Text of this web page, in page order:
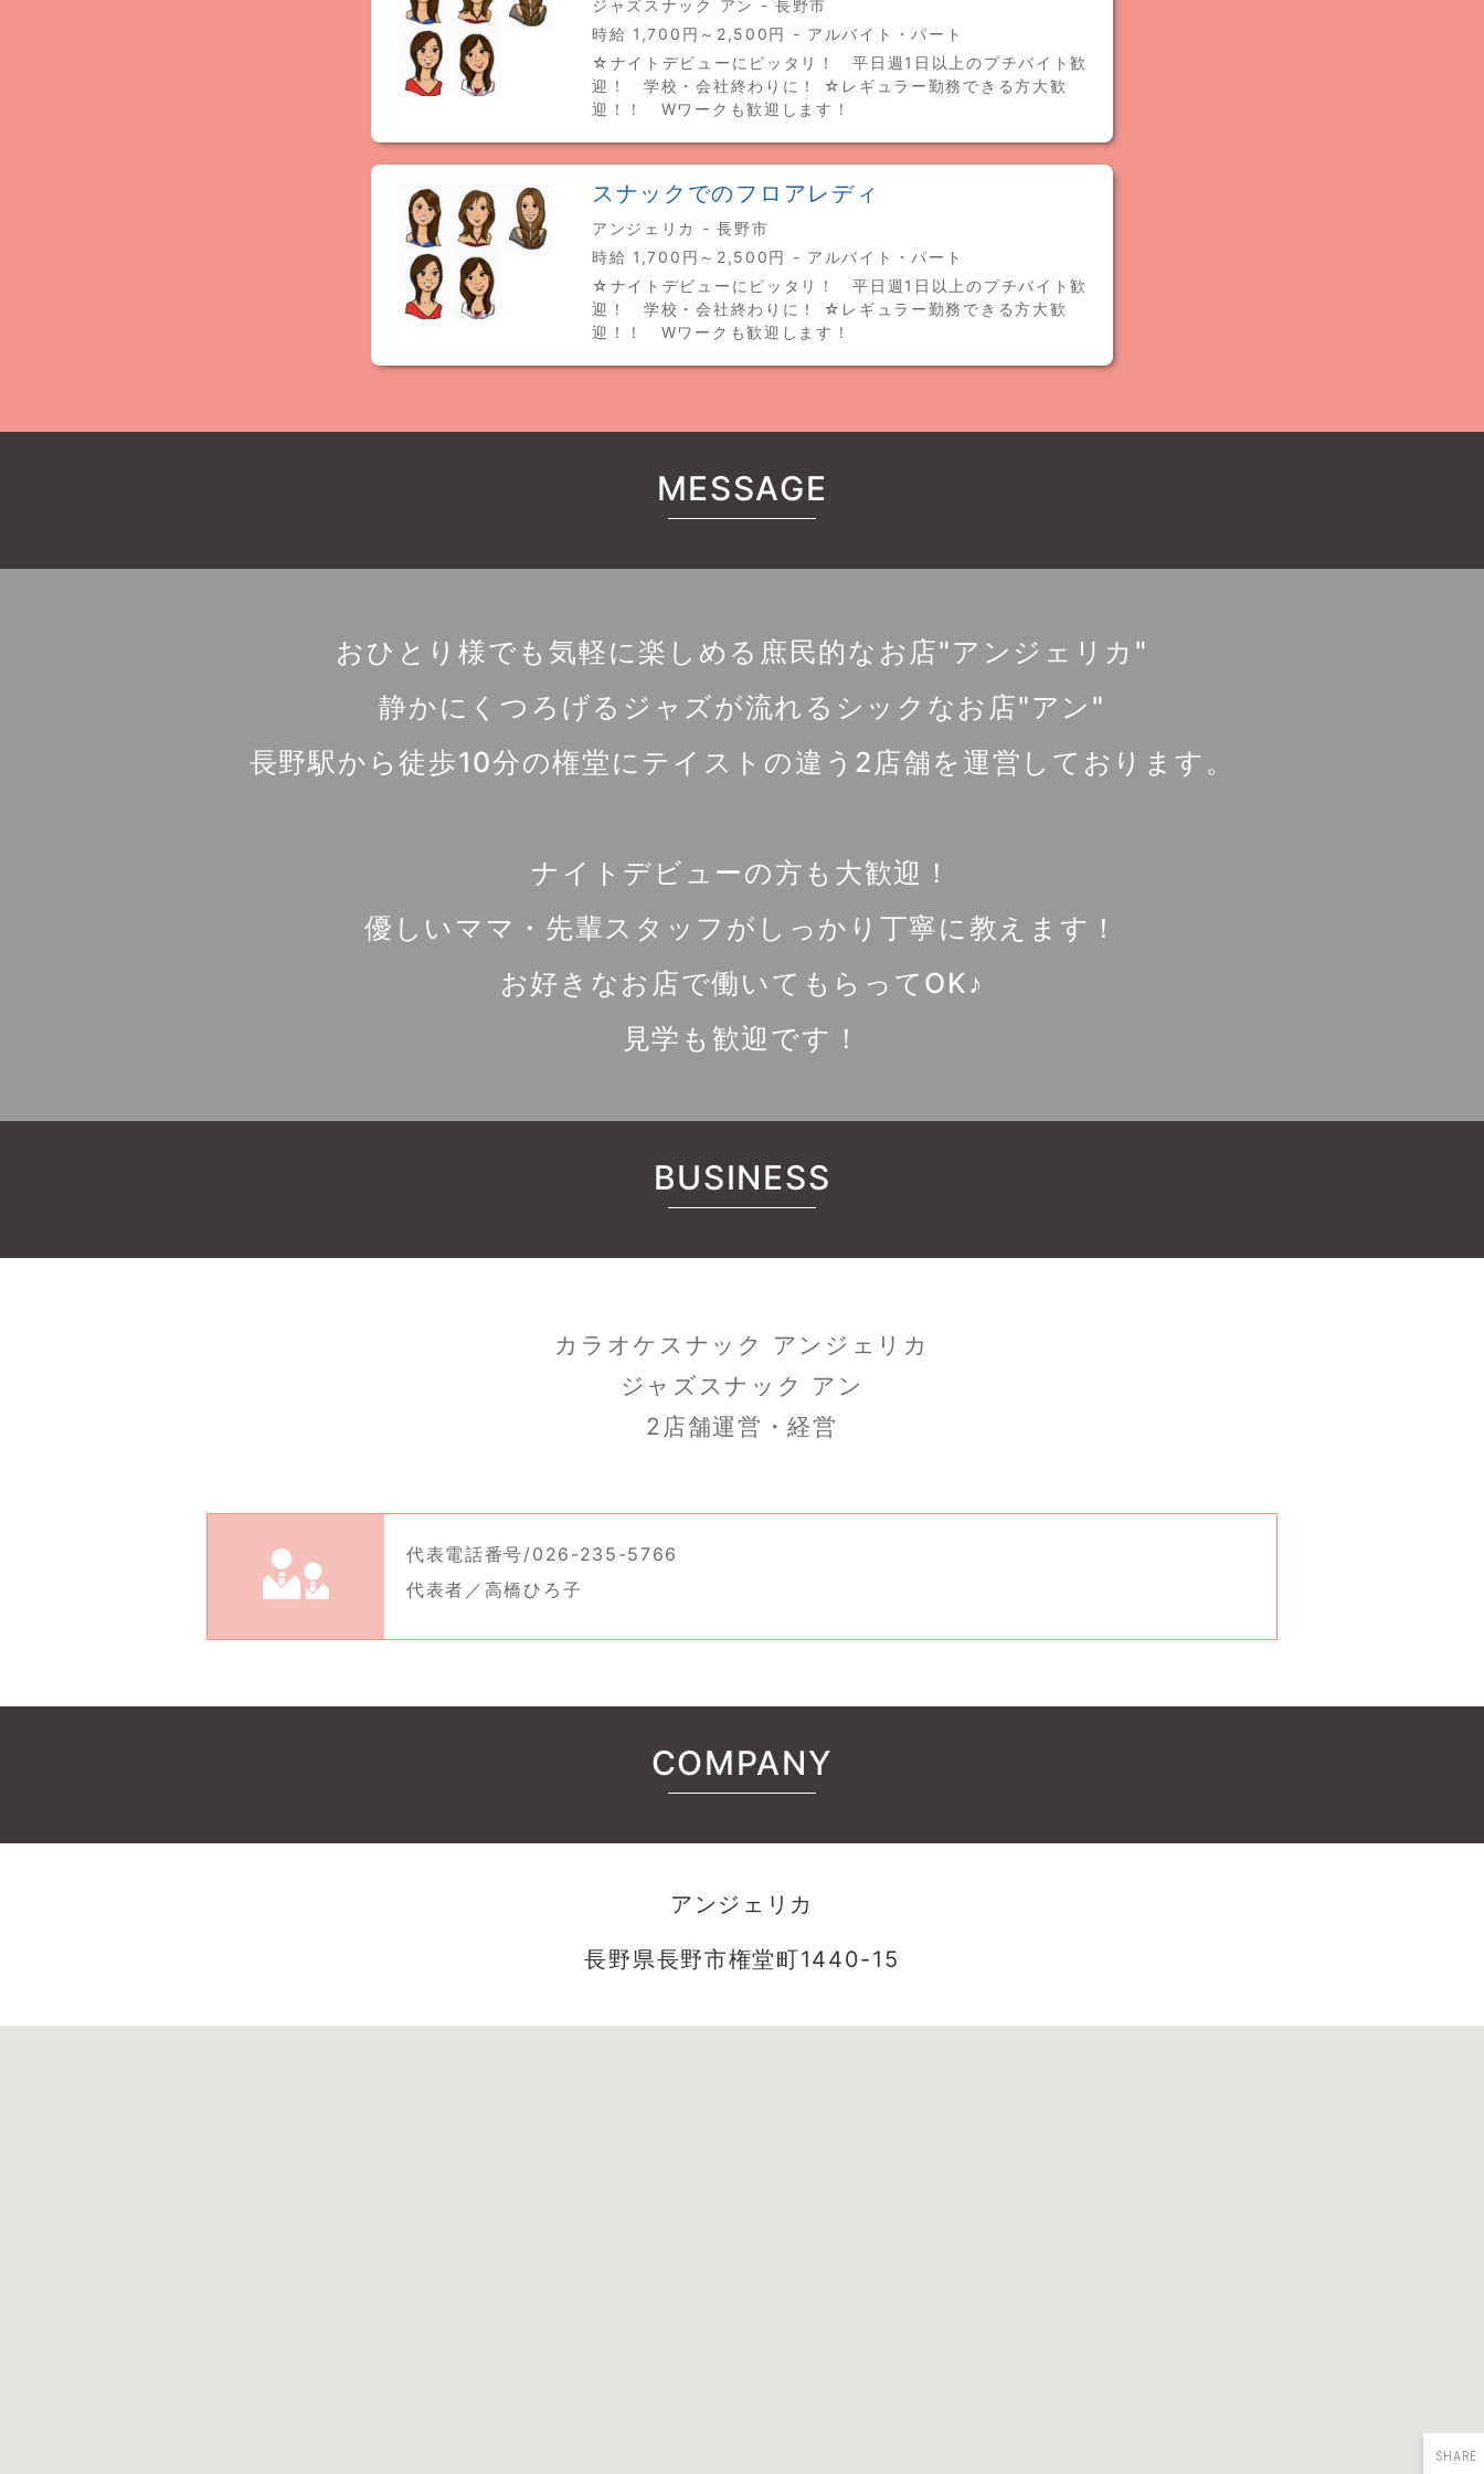
ジャズスナック アン - 長野市
時給 1,700円～2,500円 - アルバイト・パート
☆ナイトデビューにピッタリ！ 平日週1日以上のプチバイト歓
迎！ 学校・会社終わりに！ ☆レギュラー勤務できる方大歓
迎！！ Wワークも歓迎します！
スナックでのフロアレディ
アンジェリカ - 長野市
時給 1,700円～2,500円 - アルバイト・パート
☆ナイトデビューにピッタリ！ 平日週1日以上のプチバイト歓
迎！ 学校・会社終わりに！ ☆レギュラー勤務できる方大歓
迎！！ Wワークも歓迎します！
MESSAGE
おひとり様でも気軽に楽しめる庶民的なお店"アンジェリカ"
静かにくつろげるジャズが流れるシックなお店"アン"
長野駅から徒歩10分の権堂にテイストの違う2店舗を運営しております。
ナイトデビューの方も大歓迎！
優しいママ・先輩スタッフがしっかり丁寧に教えます！
お好きなお店で働いてもらってOK♪
見学も歓迎です！
BUSINESS
カラオケスナック アンジェリカ
ジャズスナック アン
2店舗運営・経営
代表電話番号/026-235-5766
代表者／高橋ひろ子
COMPANY
アンジェリカ
長野県長野市権堂町1440-15
SHARE